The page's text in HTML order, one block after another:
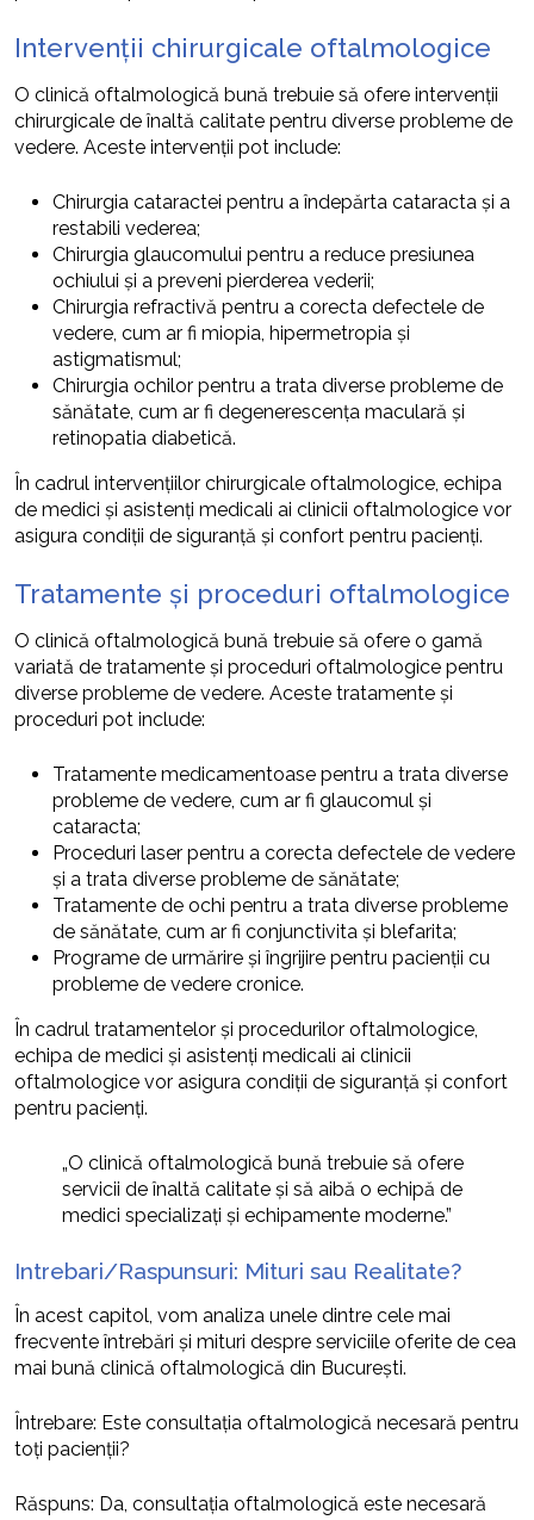
Intervenții chirurgicale oftalmologice
O clinică oftalmologică bună trebuie să ofere intervenții
chirurgicale de înaltă calitate pentru diverse probleme de
vedere. Aceste intervenții pot include:
Chirurgia cataractei pentru a îndepărta cataracta și a
restabili vederea;
Chirurgia glaucomului pentru a reduce presiunea
ochiului și a preveni pierderea vederii;
Chirurgia refractivă pentru a corecta defectele de
vedere, cum ar fi miopia, hipermetropia și
astigmatismul;
Chirurgia ochilor pentru a trata diverse probleme de
sănătate, cum ar fi degenerescența maculară și
retinopatia diabetică.
În cadrul intervențiilor chirurgicale oftalmologice, echipa
de medici și asistenți medicali ai clinicii oftalmologice vor
asigura condiții de siguranță și confort pentru pacienți.
Tratamente și proceduri oftalmologice
O clinică oftalmologică bună trebuie să ofere o gamă
variată de tratamente și proceduri oftalmologice pentru
diverse probleme de vedere. Aceste tratamente și
proceduri pot include:
Tratamente medicamentoase pentru a trata diverse
probleme de vedere, cum ar fi glaucomul și
cataracta;
Proceduri laser pentru a corecta defectele de vedere
și a trata diverse probleme de sănătate;
Tratamente de ochi pentru a trata diverse probleme
de sănătate, cum ar fi conjunctivita și blefarita;
Programe de urmărire și îngrijire pentru pacienții cu
probleme de vedere cronice.
În cadrul tratamentelor și procedurilor oftalmologice,
echipa de medici și asistenți medicali ai clinicii
oftalmologice vor asigura condiții de siguranță și confort
pentru pacienți.
„O clinică oftalmologică bună trebuie să ofere
servicii de înaltă calitate și să aibă o echipă de
medici specializați și echipamente moderne.”
Intrebari/Raspunsuri: Mituri sau Realitate?
În acest capitol, vom analiza unele dintre cele mai
frecvente întrebări și mituri despre serviciile oferite de cea
mai bună clinică oftalmologică din București.
Întrebare: Este consultația oftalmologică necesară pentru
toți pacienții?
Răspuns: Da, consultația oftalmologică este necesară